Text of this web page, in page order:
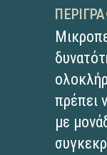
πρέπει
με